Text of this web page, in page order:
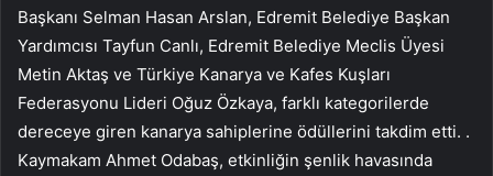
Başkanı Selman Hasan Arslan, Edremit Belediye Başkan
Yardımcısı Tayfun Canlı, Edremit Belediye Meclis Üyesi
Metin Aktaş ve Türkiye Kanarya ve Kafes Kuşları
Federasyonu Lideri Oğuz Özkaya, farklı kategorilerde
dereceye giren kanarya sahiplerine ödüllerini takdim etti. .
Kaymakam Ahmet Odabaş, etkinliğin şenlik havasında